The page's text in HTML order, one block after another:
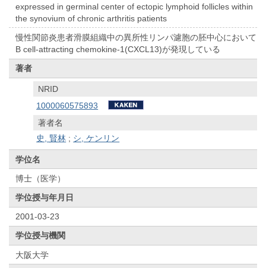
expressed in germinal center of ectopic lymphoid follicles within
the synovium of chronic arthritis patients
慢性関節炎患者滑膜組織中の異所性リンパ濾胞の胚中心において
B cell-attracting chemokine-1(CXCL13)が発現している
著者
NRID
1000060575893
著者名
史, 賢林 ; シ, ケンリン
学位名
博士（医学）
学位授与年月日
2001-03-23
学位授与機関
大阪大学